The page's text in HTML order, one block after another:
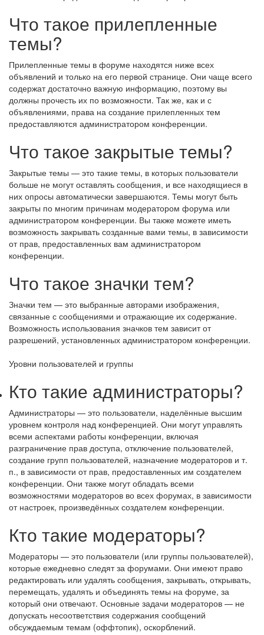
Что такое прилепленные
темы?
Прилепленные темы в форуме находятся ниже всех
объявлений и только на его первой странице. Они чаще всего
содержат достаточно важную информацию, поэтому вы
должны прочесть их по возможности. Так же, как и с
объявлениями, права на создание прилепленных тем
предоставляются администратором конференции.
Что такое закрытые темы?
Закрытые темы — это такие темы, в которых пользователи
больше не могут оставлять сообщения, и все находящиеся в
них опросы автоматически завершаются. Темы могут быть
закрыты по многим причинам модератором форума или
администратором конференции. Вы также можете иметь
возможность закрывать созданные вами темы, в зависимости
от прав, предоставленных вам администратором
конференции.
Что такое значки тем?
Значки тем — это выбранные авторами изображения,
связанные с сообщениями и отражающие их содержание.
Возможность использования значков тем зависит от
разрешений, установленных администратором конференции.
Уровни пользователей и группы
Кто такие администраторы?
Администраторы — это пользователи, наделённые высшим
уровнем контроля над конференцией. Они могут управлять
всеми аспектами работы конференции, включая
разграничение прав доступа, отключение пользователей,
создание групп пользователей, назначение модераторов и т.
п., в зависимости от прав, предоставленных им создателем
конференции. Они также могут обладать всеми
возможностями модераторов во всех форумах, в зависимости
от настроек, произведённых создателем конференции.
Кто такие модераторы?
Модераторы — это пользователи (или группы пользователей),
которые ежедневно следят за форумами. Они имеют право
редактировать или удалять сообщения, закрывать, открывать,
перемещать, удалять и объединять темы на форуме, за
который они отвечают. Основные задачи модераторов — не
допускать несоответствия содержания сообщений
обсуждаемым темам (оффтопик), оскорблений.